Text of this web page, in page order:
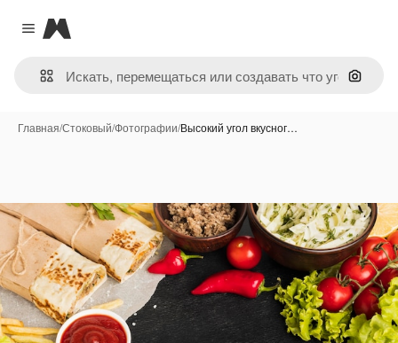
Close menu
Magnific
Поиск
Главная/Стоковый/Фотографии/Высокий угол вкусног…